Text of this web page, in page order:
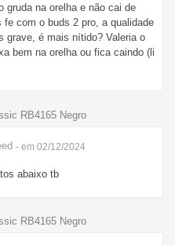
gruda na orelha e não cai de
fe com o buds 2 pro, a qualidade
grave, é mais nítido? Valeria o
bem na orelha ou fica caindo (li
RB4165 Negro
- em 02/12/2024
abaixo tb
RB4165 Negro